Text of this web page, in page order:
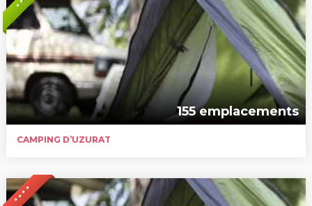
155 emplacements
CAMPING D’UZURAT
* * * *